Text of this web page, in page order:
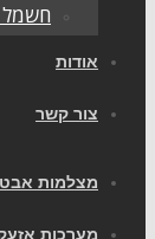
אודות
צור קשר
מצלמות
מערכות